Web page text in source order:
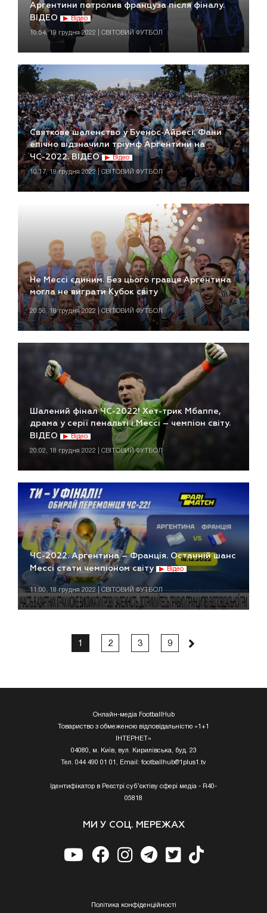
Аргентини потролив француза після фіналу.
ВІДЕО
Відео
10:54, 19 грудня 2022 | СВІТОВИЙ ФУТБОЛ
Святкове шаленство у Буенос-Айресі. Фани
епічно відзначили тріумф Аргентини на
ЧС-2022. ВІДЕО
Відео
10:17, 19 грудня 2022 | СВІТОВИЙ ФУТБОЛ
Не Мессі єдиним. Без цього гравця Аргентина
могла не виграти Кубок світу
20:56, 18 грудня 2022 | СВІТОВИЙ ФУТБОЛ
Шалений фінал ЧС-2022! Хет-трик Мбаппе,
драма у серії пенальті і Мессі – чемпіон світу.
ВІДЕО
Відео
20:02, 18 грудня 2022 | СВІТОВИЙ ФУТБОЛ
ЧС-2022. Аргентина – Франція. Останній шанс
Мессі стати чемпіоном світу
Відео
11:00, 18 грудня 2022 | СВІТОВИЙ ФУТБОЛ
1 2 3 9
Онлайн-медіа FootballHub
Товариство з обмеженою відповідальністю «1+1
ІНТЕРНЕТ»
04080, м. Київ, вул. Кирилівська, буд. 23
Тел. 044 490 01 01, Email: footballhub@1plus1.tv
Ідентифікатор в Реєстрі суб’єктіву сфері медіа - R40-
05818
МИ У СОЦ. МЕРЕЖАХ
Полiтика конфiденцiйностi